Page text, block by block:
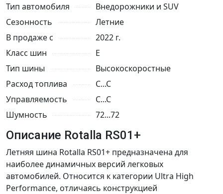
Тип автомобиля
Внедорожники и SUV
Сезонность
Летние
В продаже с
2022 г.
Класс шин
E
Тип шины
Высокоскоростные
Расход топлива
C...C
Управляемость
C...C
Шумность
72...72
Описание Rotalla RS01+
Летняя шина Rotalla RS01+ предназначена для
наиболее динамичных версий легковых
автомобилей. Относится к категории Ultra High
Performance, отличаясь конструкцией